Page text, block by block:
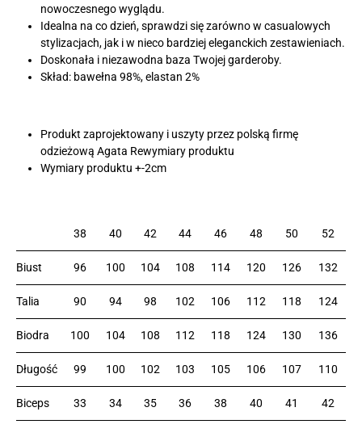
nowoczesnego wyglądu.
Idealna na co dzień, sprawdzi się zarówno w casualowych
stylizacjach, jak i w nieco bardziej eleganckich zestawieniach.
Doskonała i niezawodna baza Twojej garderoby.
Skład: bawełna 98%, elastan 2%
Produkt zaprojektowany i uszyty przez polską firmę
odzieżową Agata Rewymiary produktu
Wymiary produktu +-2cm
38 40 42 44 46 48 50 52
Biust 96 100 104 108 114 120 126 132
Talia 90 94 98 102 106 112 118 124
Biodra 100 104 108 112 118 124 130 136
Długość 99 100 102 103 105 106 107 110
Biceps 33 34 35 36 38 40 41 42